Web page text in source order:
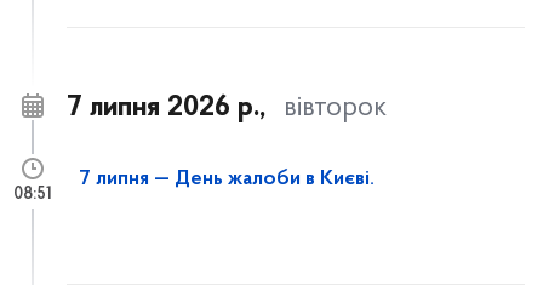
7 липня 2026 р., вівторок
7 липня — День жалоби в Києві.
08:51